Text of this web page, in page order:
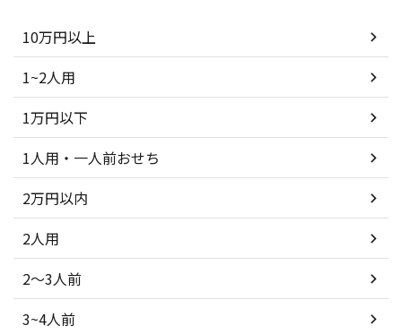
10万円以上
1~2人用
1万円以下
1人用・一人前おせち
2万円以内
2人用
2～3人前
3~4人前